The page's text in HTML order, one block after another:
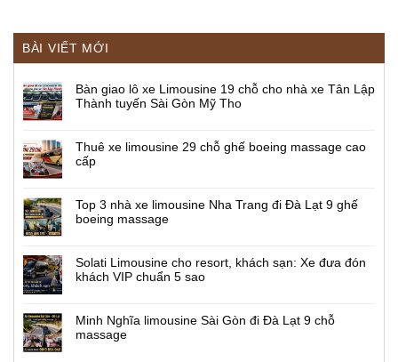
BÀI VIẾT MỚI
Bàn giao lô xe Limousine 19 chỗ cho nhà xe Tân Lập
Thành tuyến Sài Gòn Mỹ Tho
Thuê xe limousine 29 chỗ ghế boeing massage cao
cấp
Top 3 nhà xe limousine Nha Trang đi Đà Lạt 9 ghế
boeing massage
Solati Limousine cho resort, khách sạn: Xe đưa đón
khách VIP chuẩn 5 sao
Minh Nghĩa limousine Sài Gòn đi Đà Lạt 9 chỗ
massage